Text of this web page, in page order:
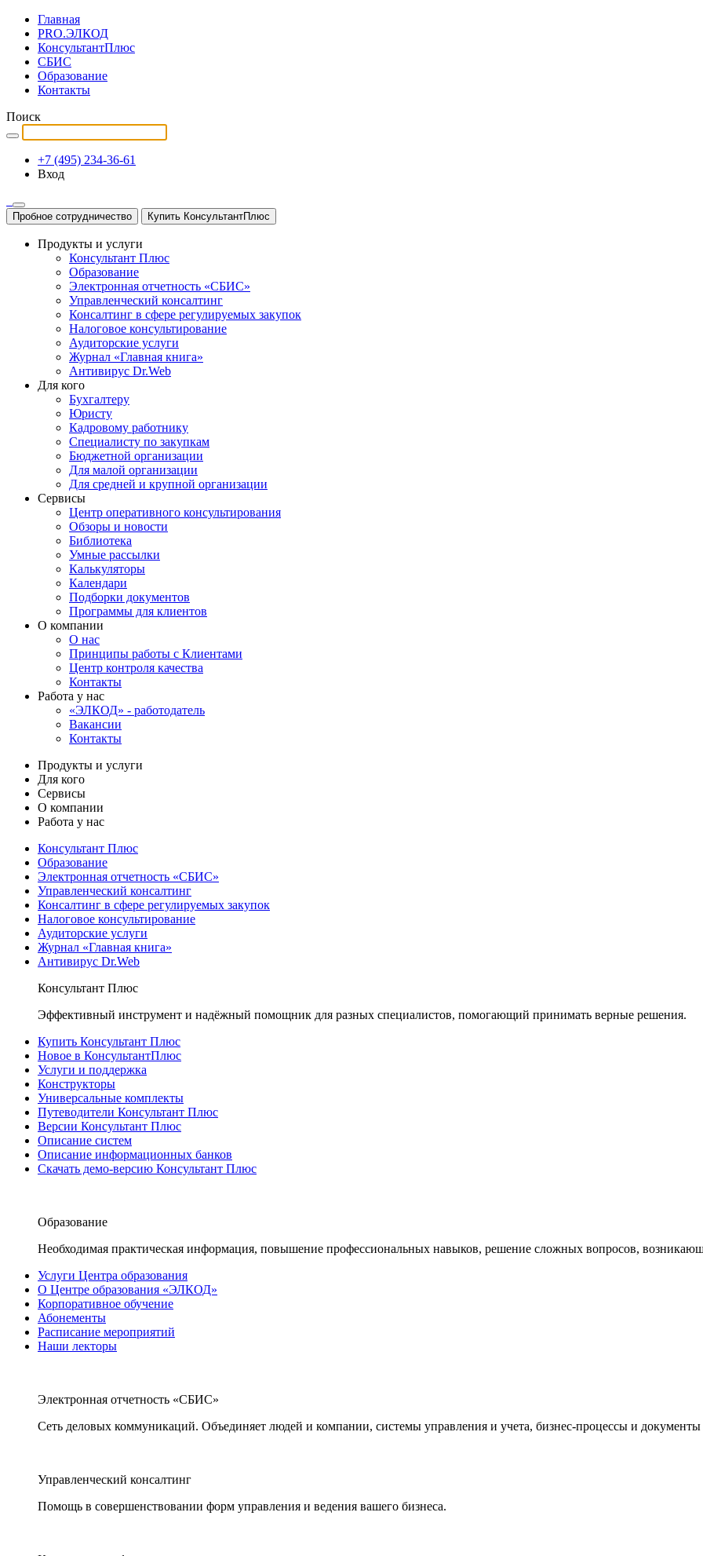
Главная
PRO.ЭЛКОД
КонсультантПлюс
СБИС
Образование
Контакты
Поиск
+7 (495) 234-36-61
Вход
Пробное сотрудничество Купить КонсультантПлюс
Продукты и услуги
Консультант Плюс
Образование
Электронная отчетность «СБИС»
Управленческий консалтинг
Консалтинг в сфере регулируемых закупок
Налоговое консультирование
Аудиторские услуги
Журнал «Главная книга»
Антивирус Dr.Web
Для кого
Бухгалтеру
Юристу
Кадровому работнику
Специалисту по закупкам
Бюджетной организации
Для малой организации
Для средней и крупной организации
Сервисы
Центр оперативного консультирования
Обзоры и новости
Библиотека
Умные рассылки
Калькуляторы
Календари
Подборки документов
Программы для клиентов
О компании
О нас
Принципы работы с Клиентами
Центр контроля качества
Контакты
Работа у нас
«ЭЛКОД» - работодатель
Вакансии
Контакты
Продукты и услуги
Для кого
Сервисы
О компании
Работа у нас
Консультант Плюс
Образование
Электронная отчетность «СБИС»
Управленческий консалтинг
Консалтинг в сфере регулируемых закупок
Налоговое консультирование
Аудиторские услуги
Журнал «Главная книга»
Антивирус Dr.Web
Консультант Плюс
Эффективный инструмент и надёжный помощник для разных специалистов, помогающий принимать верные решения.
Купить Консультант Плюс
Новое в КонсультантПлюс
Услуги и поддержка
Конструкторы
Универсальные комплекты
Путеводители Консультант Плюс
Версии Консультант Плюс
Описание систем
Описание информационных банков
Скачать демо-версию Консультант Плюс
Образование
Необходимая практическая информация, повышение профессиональных навыков, решение сложных вопросов,
Услуги Центра образования
О Центре образования «ЭЛКОД»
Корпоративное обучение
Абонементы
Расписание мероприятий
Наши лекторы
Электронная отчетность «СБИС»
Сеть деловых коммуникаций. Объединяет людей и компании, системы управления и учета, бизнес-процессы и документы
Управленческий консалтинг
Помощь в совершенствовании форм управления и ведения вашего бизнеса.